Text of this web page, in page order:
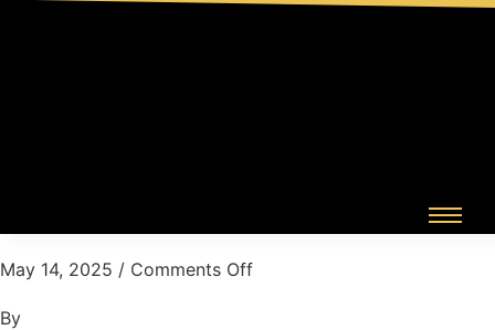
May 14, 2025 / Comments Off
By